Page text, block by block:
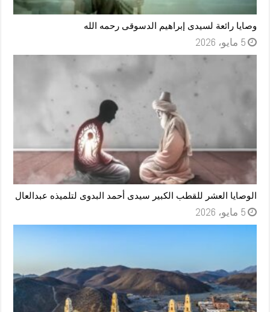
وصايا رائعة لسيدى إبراهيم الدسوقى رحمه الله
5 مايو، 2026
الوصايا العشر للقطب الكبير سيدى أحمد البدوى لتلميذه عبدالعال
5 مايو، 2026